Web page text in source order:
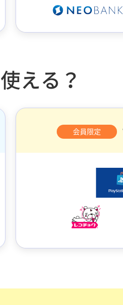
える？
会員限定